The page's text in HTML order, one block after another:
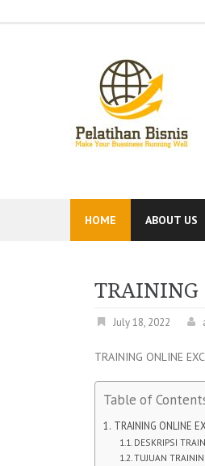
HOME ABOUT US
TRAINING
July 18, 2022
TRAINING ONLINE
Table of
TRAINING ONLINE
DESKRIPSI
TUJUAN